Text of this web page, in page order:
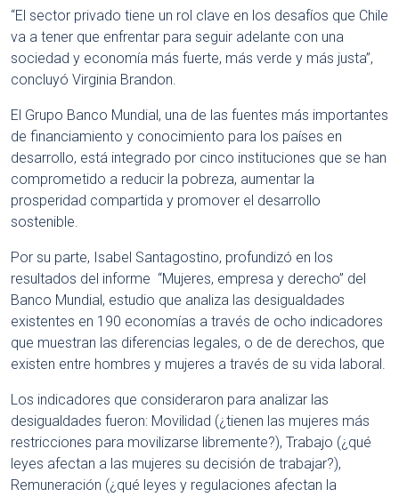
“El sector privado tiene un rol clave en los desafíos que Chile
va a tener que enfrentar para seguir adelante con una
sociedad y economía más fuerte, más verde y más justa”,
concluyó Virginia Brandon.
El Grupo Banco Mundial, una de las fuentes más importantes
de financiamiento y conocimiento para los países en
desarrollo, está integrado por cinco instituciones que se han
comprometido a reducir la pobreza, aumentar la
prosperidad compartida y promover el desarrollo
sostenible.
Por su parte, Isabel Santagostino, profundizó en los
resultados del informe “Mujeres, empresa y derecho” del
Banco Mundial, estudio que analiza las desigualdades
existentes en 190 economías a través de ocho indicadores
que muestran las diferencias legales, o de de derechos, que
existen entre hombres y mujeres a través de su vida laboral.
Los indicadores que consideraron para analizar las
desigualdades fueron: Movilidad (¿tienen las mujeres más
restricciones para movilizarse libremente?), Trabajo (¿qué
leyes afectan a las mujeres su decisión de trabajar?),
Remuneración (¿qué leyes y regulaciones afectan la